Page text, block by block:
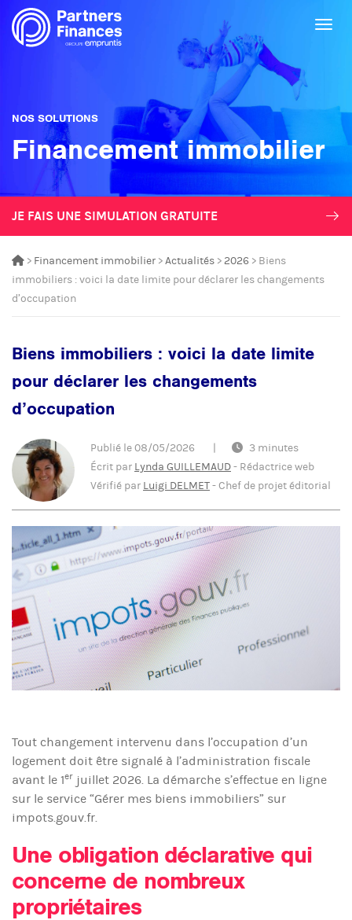
NOS SOLUTIONS
Financement immobilier
JE FAIS UNE SIMULATION GRATUITE
> Financement immobilier >Actualités > 2026 > Biens
immobiliers : voici la date limite pour déclarer les changements
d’occupation
Biens immobiliers : voici la date limite
pour déclarer les changements
d’occupation
Publié le08/05/2026 |
3 minutes
Écrit par Lynda GUILLEMAUD- Rédactrice web
Vérifié par Luigi DELMET-Chef de projet éditorial
Tout changement intervenu dans l’occupation d’un
logement doit être signalé à l’administration fiscale
avant le 1er juillet 2026. La démarche s’effectue en ligne
sur le service “Gérer mes biens immobiliers” sur
impots.gouv.fr.
Une obligation déclarative qui
concerne de nombreux
propriétaires